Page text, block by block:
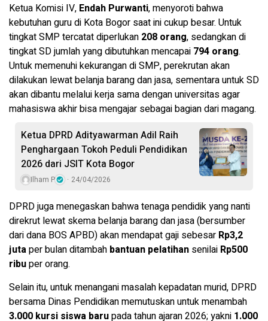
Ketua Komisi IV, Endah Purwanti, menyoroti bahwa
kebutuhan guru di Kota Bogor saat ini cukup besar. Untuk
tingkat SMP tercatat diperlukan 208 orang, sedangkan di
tingkat SD jumlah yang dibutuhkan mencapai 794 orang.
Untuk memenuhi kekurangan di SMP, perekrutan akan
dilakukan lewat belanja barang dan jasa, sementara untuk SD
akan dibantu melalui kerja sama dengan universitas agar
mahasiswa akhir bisa mengajar sebagai bagian dari magang.
Ketua DPRD Adityawarman Adil Raih
Penghargaan Tokoh Peduli Pendidikan
2026 dari JSIT Kota Bogor
Ilham P 24/04/2026
DPRD juga menegaskan bahwa tenaga pendidik yang nanti
direkrut lewat skema belanja barang dan jasa (bersumber
dari dana BOS APBD) akan mendapat gaji sebesar Rp3,2
jutaper bulan ditambah bantuan pelatihan senilai Rp500
ribuper orang.
Selain itu, untuk menangani masalah kepadatan murid, DPRD
bersama Dinas Pendidikan memutuskan untuk menambah
3.000 kursi siswa barupada tahun ajaran 2026; yakni 1.000